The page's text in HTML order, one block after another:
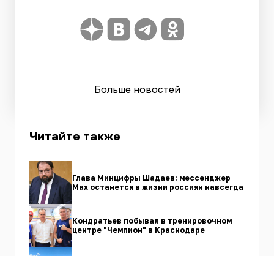
Больше новостей
Читайте также
Глава Минцифры Шадаев: мессенджер
Max останется в жизни россиян навсегда
Кондратьев побывал в тренировочном
центре "Чемпион" в Краснодаре